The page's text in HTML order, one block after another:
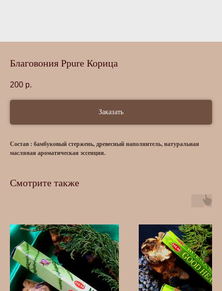
Благовония Ppure Корица
200 р.
Заказать
Состав : бамбуковый стержень, древесный наполнитель, натуральная
масляная ароматическая эссенция.
Смотрите также